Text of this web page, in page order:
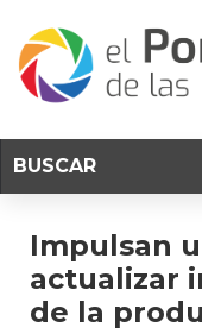
Impulsan
actualizar
de la